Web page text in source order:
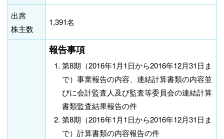
出席
株主数
1,391名
報告事項
第8期（2016年1月1日から2016年12月31日ま
で）事業報告の内容、連結計算書類の内容並
びに会計監査人及び監査等委員会の連結計算
書類監査結果報告の件
第8期（2016年1月1日から2016年12月31日ま
で）計算書類の内容報告の件